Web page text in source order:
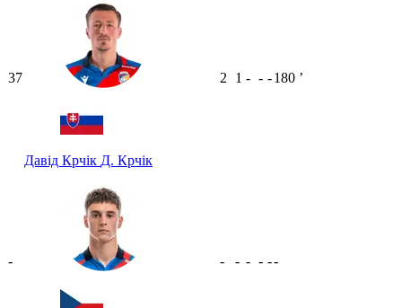
37
Давід Крчік Д. Крчік
2 1 - - -180 ʼ
- - - - - --